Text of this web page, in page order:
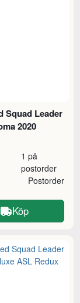
Squad Leader
2020
1 på
postorder
Postorder
Köp